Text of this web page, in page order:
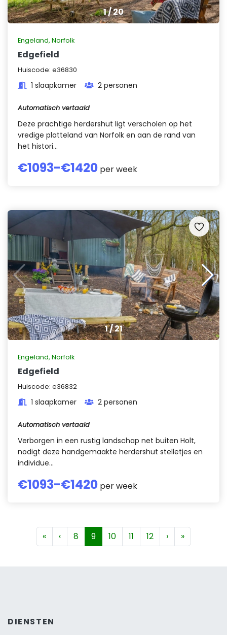
1/20
Engeland, Norfolk
Edgefield
Huiscode: e36830
1 slaapkamer 2 personen
Automatisch vertaald
Deze prachtige herdershut ligt verscholen op het
vredige platteland van Norfolk en aan de rand van
het histori...
€1093-€1420 per week
1/21
Engeland, Norfolk
Edgefield
Huiscode: e36832
1 slaapkamer 2 personen
Automatisch vertaald
Verborgen in een rustig landschap net buiten Holt,
nodigt deze handgemaakte herdershut stelletjes en
individue...
€1093-€1420 per week
« ‹ 8 9 10 11 12 › »
DIENSTEN